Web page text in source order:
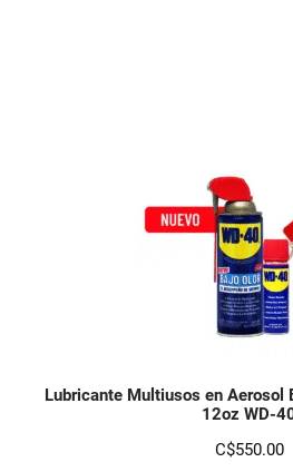
Lubricante Multiusos en Aerosol
12oz WD-
C$550.00